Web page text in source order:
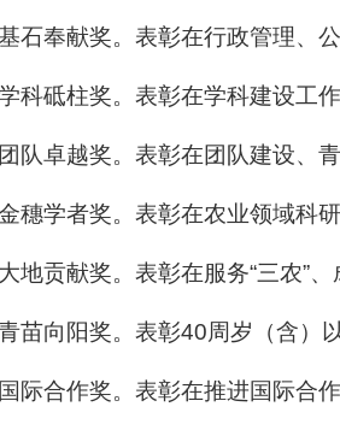
基石奉献奖。表彰在行政管理、
学科砥柱奖。表彰在学科建设工
团队卓越奖。表彰在团队建设、
金穗学者奖。表彰在农业领域科
大地贡献奖。表彰在服务“三农”
青苗向阳奖。表彰40周岁（含
国际合作奖。表彰在推进国际合